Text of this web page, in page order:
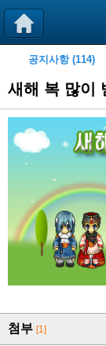
공지사항 (114)
새해 복 많이
첨부 [1]